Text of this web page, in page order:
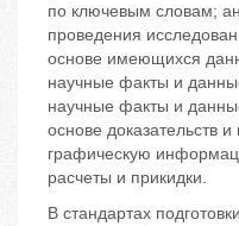
по ключевым словам;
проведения
основе имеющихся
научные факты и
научные факты и
основе доказательств
графическую
расчеты и прикидки.
В стандартах